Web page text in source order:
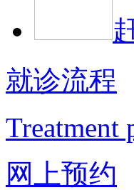
就诊流程
Treatment
网上预约